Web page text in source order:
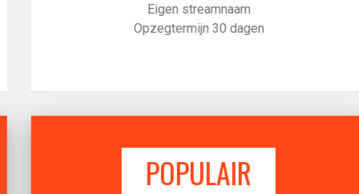
Eigen streamnaam
Opzegtermijn 30 dagen
POPULAIR